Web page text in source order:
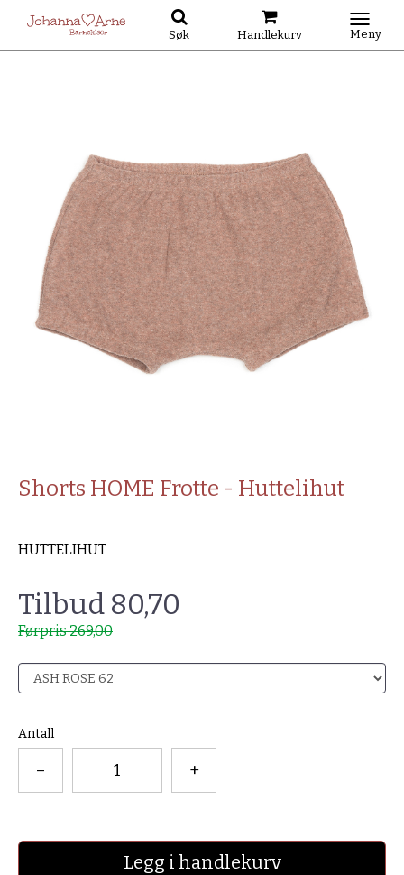
Søk Handlekurv Meny
Shorts HOME Frotte - Huttelihut
HUTTELIHUT
Tilbud 80,70
Førpris 269,00
Antall
– +
Legg i handlekurv